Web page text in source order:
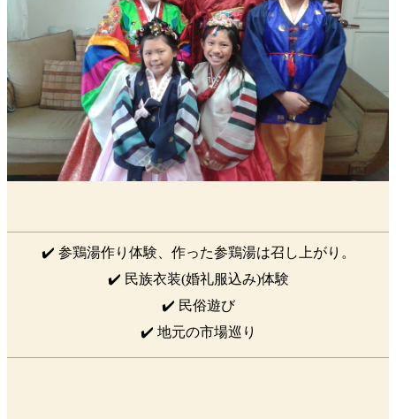
✔️ 参鶏湯作り体験、作った参鶏湯は召し上がり。
✔️ 民族衣装(婚礼服込み)体験
✔️ 民俗遊び
✔️ 地元の市場巡り